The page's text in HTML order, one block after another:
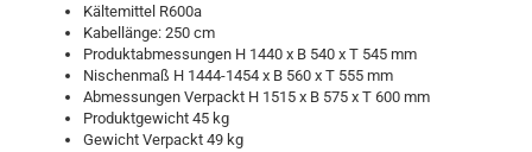
Kältemittel R600a
Kabellänge: 250 cm
Produktabmessungen H 1440 x B 540 x T 545 mm
Nischenmaß H 1444-1454 x B 560 x T 555 mm
Abmessungen Verpackt H 1515 x B 575 x T 600 mm
Produktgewicht 45 kg
Gewicht Verpackt 49 kg